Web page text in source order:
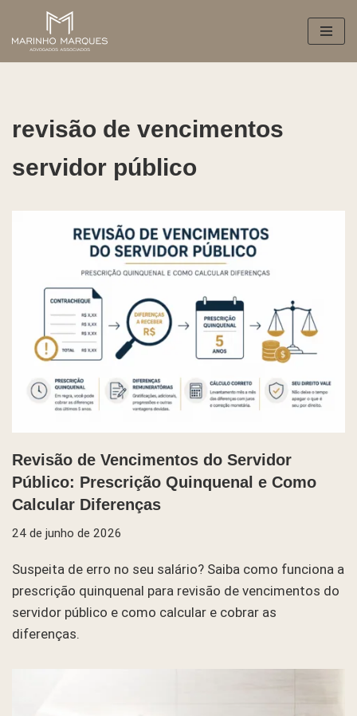
Pular
para
revisão de vencimentos
servidor público
Revisão de Vencimentos do Servidor
Público: Prescrição Quinquenal e Como
Calcular Diferenças
24 de junho de 2026
Suspeita de erro no seu salário? Saiba como funciona a
prescrição quinquenal para revisão de vencimentos do
servidor público e como calcular e cobrar as
diferenças.